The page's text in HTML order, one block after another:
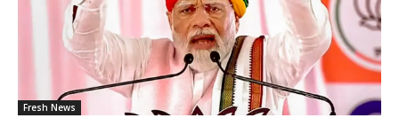
Fresh News